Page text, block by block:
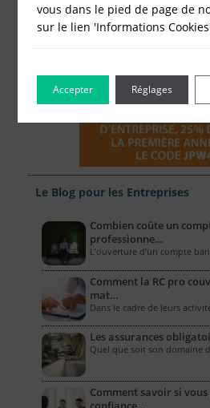
Le Blog pour les Entreprises
Combien coûte un
professionne…
L’ouverture d’un compte
Comment la RC pro
mat…
Dans le cadre de leurs
Les assurances
Quel que soit son domaine
Comment savoir si
vous dans le pied de page de
sur le lien 'Informations
Accepter Réglages